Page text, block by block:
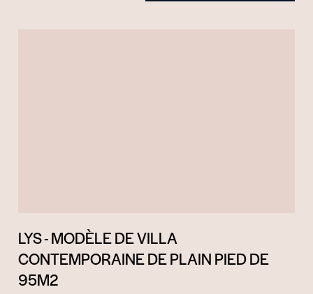
LYS - MODÈLE DE VILLA
CONTEMPORAINE DE PLAIN PIED DE
95M2